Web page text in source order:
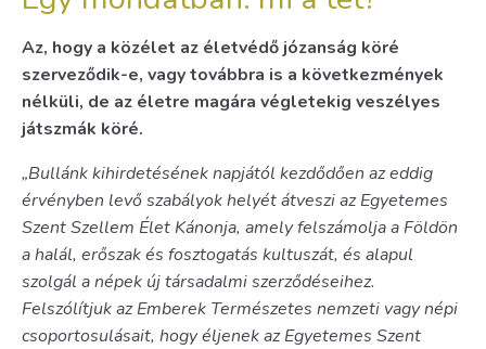
Az, hogy a közélet az életvédő józanság köré
szerveződik-e, vagy továbbra is a következmények
nélküli, de az életre magára végletekig veszélyes
játszmák köré.
„Bullánk kihirdetésének napjától kezdődően az eddig
érvényben levő szabályok helyét átveszi az Egyetemes
Szent Szellem Élet Kánonja, amely felszámolja a Földön
a halál, erőszak és fosztogatás kultuszát, és alapul
szolgál a népek új társadalmi szerződéseihez.
Felszólítjuk az Emberek Természetes nemzeti vagy népi
csoportosulásait, hogy éljenek az Egyetemes Szent